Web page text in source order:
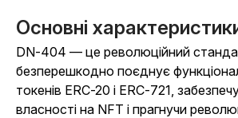
Основні
DN-404 — це революційний
безперешкодно поєднує
токенів ERC-20 і ERC-721,
власності на NFT і прагнучи